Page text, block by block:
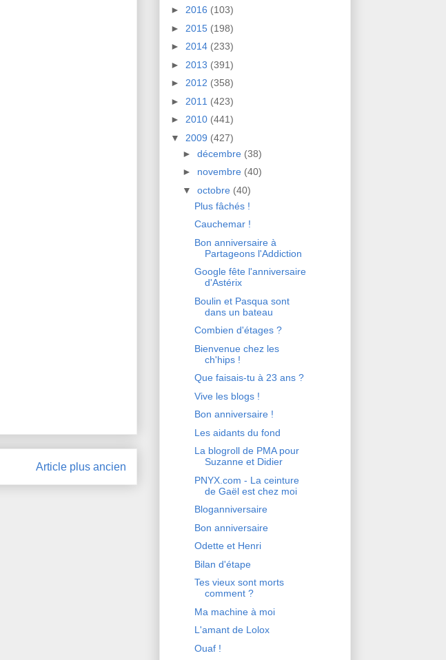
Article plus ancien
► 2016 (103)
► 2015 (198)
► 2014 (233)
► 2013 (391)
► 2012 (358)
► 2011 (423)
► 2010 (441)
▼ 2009 (427)
► décembre (38)
► novembre (40)
▼ octobre (40)
Plus fâchés !
Cauchemar !
Bon anniversaire à
Partageons l'Addiction
Google fête l'anniversaire
d'Astérix
Boulin et Pasqua sont
dans un bateau
Combien d'étages ?
Bienvenue chez les
ch'hips !
Que faisais-tu à 23 ans ?
Vive les blogs !
Bon anniversaire !
Les aidants du fond
La blogroll de PMA pour
Suzanne et Didier
PNYX.com - La ceinture
de Gaël est chez moi
Bloganniversaire
Bon anniversaire
Odette et Henri
Bilan d'étape
Tes vieux sont morts
comment ?
Ma machine à moi
L'amant de Lolox
Ouaf !